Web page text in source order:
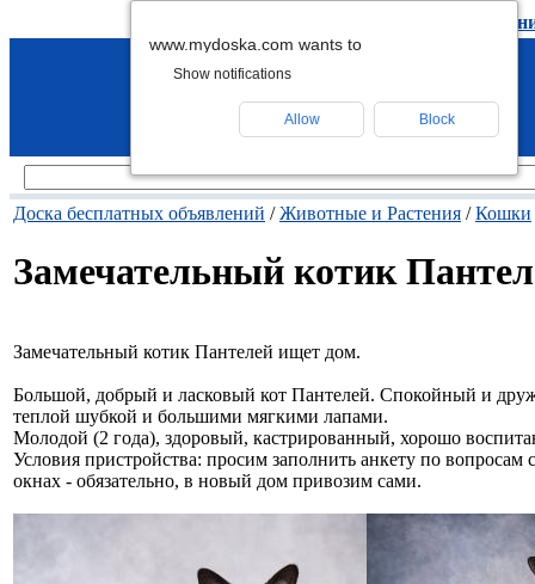
удалить
Доска бесплатных объявлений /Животные и Растения /Кошки
Замечательный котик
Замечательный котик Пантелей ищет дом.
Большой, добрый и ласковый кот Пантелей. Спокойный и
теплой шубкой и большими мягкими лапами.
Молодой (2 года), здоровый, кастрированный, хорошо
Условия пристройства: просим заполнить анкету по
окнах - обязательно, в новый дом привозим сами.
www.mydoska.com wants to
Show notifications
Allow Block